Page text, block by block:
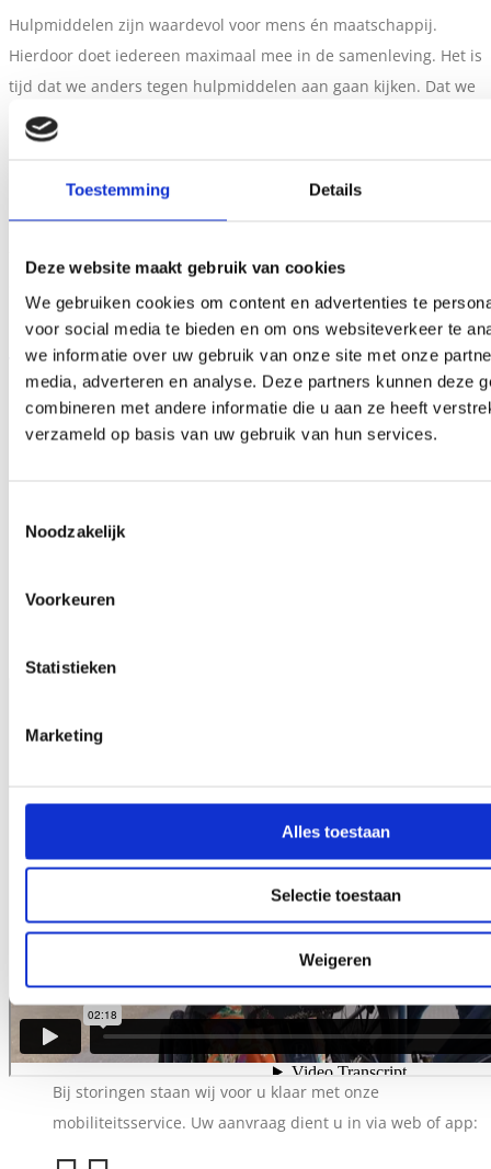
Toestemming Details
Deze website maakt gebruik van cookies
We gebruiken cookies om content en advertenties te
voor social media te bieden en om ons websiteverkeer te
we informatie over uw gebruik van onze site met onze
media, adverteren en analyse. Deze partners kunnen deze
combineren met andere informatie die u aan ze heeft
verzameld op basis van uw gebruik van hun services.
Noodzakelijk
Voorkeuren
Statistieken
Marketing
Alles toestaan
Selectie toestaan
Weigeren
Hulpmiddelen zijn waardevol voor mens én maatschappij.
Hierdoor doet iedereen maximaal mee in de samenleving. Het is
tijd dat we anders tegen hulpmiddelen aan gaan kijken. Dat we
inzien dat hulpmiddelen waarde toevoegen aan de
maatschappij. Het woord hulpmiddel dekt daarom niet meer de
Hulp is niet (meer) nodig met onbeperkte middelen om dingen
huidige beeld over deze middelen verandert.
Teken het pleidooi opwww.doemiddel.nl.
De keuze voor een hulpmiddel is bij ons niet klik-en-klaar.
Wij helpen u graag bij uw juiste keuze.
24/7 storingsservice›
Bij storingen staan wij voor u klaar met onze
mobiliteitsservice. Uw aanvraag dient u in via web of app: